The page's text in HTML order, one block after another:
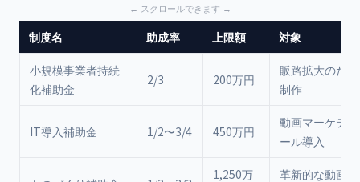
制度名 助成率 上限額 対象
小規模事業者持続
化補助金
2/3 200万円
販路拡大のた
制作
IT導入補助金 1/2〜3/4 450万円
動画マーケテ
ール導入
1,250万
革新的な動画